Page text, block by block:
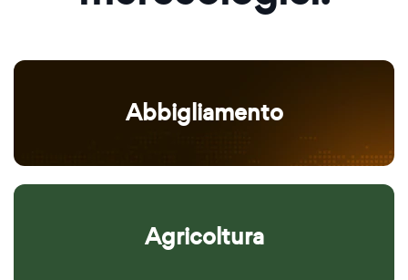
Abbigliamento
Agricoltura